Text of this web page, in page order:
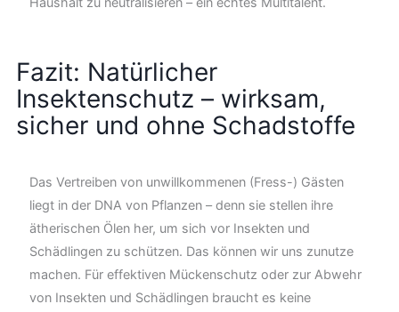
Fazit: Natürlicher
Insektenschutz – wirksam,
sicher und ohne Schadstoffe
Das Vertreiben von unwillkommenen (Fress-) Gästen
liegt in der DNA von Pflanzen – denn sie stellen ihre
ätherischen Ölen her, um sich vor Insekten und
Schädlingen zu schützen. Das können wir uns zunutze
machen. Für effektiven Mückenschutz oder zur Abwehr
von Insekten und Schädlingen braucht es keine